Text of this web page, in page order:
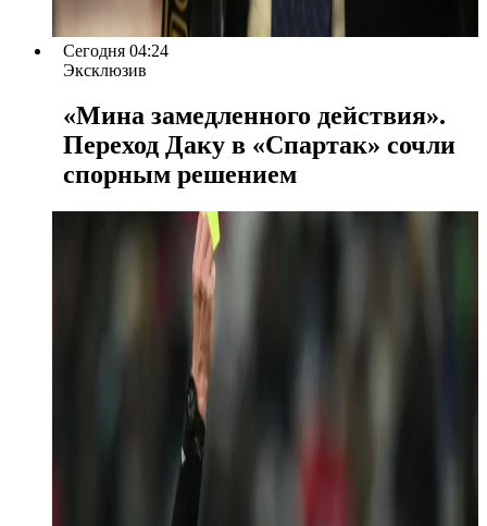
Сегодня 04:24
Эксклюзив
«Мина замедленного действия».
Переход Даку в «Спартак» сочли
спорным решением